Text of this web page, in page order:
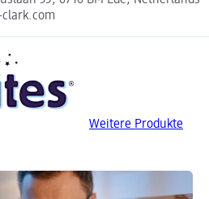
clark.com
Weitere Produkte